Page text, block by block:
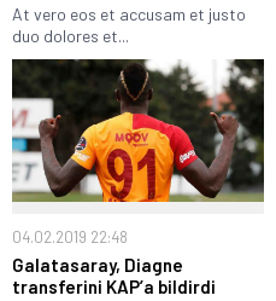
At vero eos et accusam et justo
duo dolores et...
04.02.2019 22:48
Galatasaray, Diagne
transferini KAP’a bildirdi